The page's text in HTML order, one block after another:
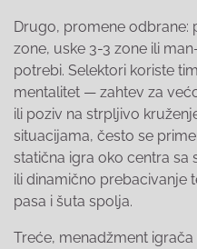
Drugo, promene odbrane:
zone, uske 3-3 zone ili
potrebi. Selektori koriste
mentalitet — zahtev za
ili poziv na strpljivo
situacijama, često se
statična igra oko centra sa
ili dinamično prebacivanje
pasa i šuta spolja.
Treće, menadžment